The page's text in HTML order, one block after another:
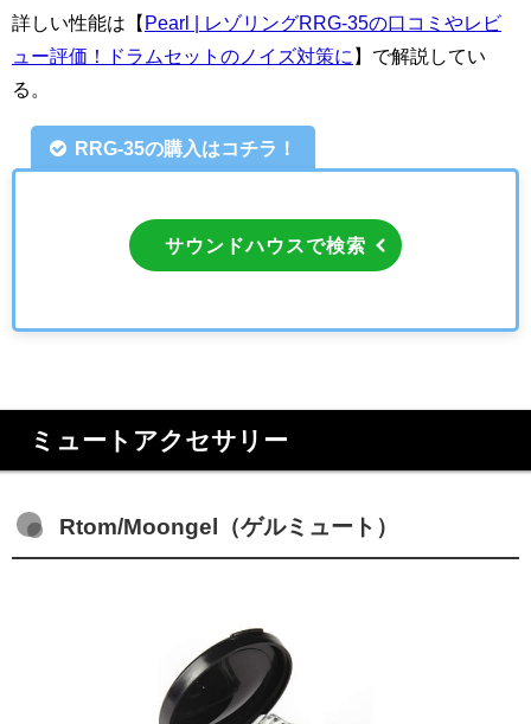
詳しい性能は【 Pearl | レゾリングRRG-35の口コミやレビ
ュー評価！ドラムセットのノイズ対策に 】で解説してい
る。
RRG-35の購入はコチラ！
サウンドハウスで検索
ミュートアクセサリー
Rtom/Moongel（ゲルミュート）